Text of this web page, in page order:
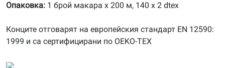
Опаковка: 1 брой макара х 200 м, 140 x 2 dtex
Конците отговарят на европейския стандарт EN 12590:
1999 и са сертифицирани по OEKO-TEX